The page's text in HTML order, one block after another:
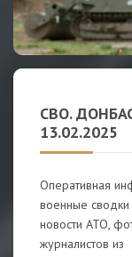
СВО.
13.02.2025
Оперативная
военные
новости АТО,
журналистов из